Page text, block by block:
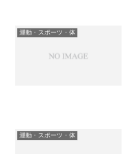
運動・スポーツ・体
運動・スポーツ・体